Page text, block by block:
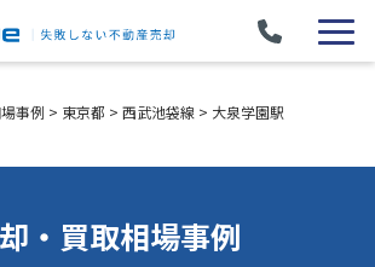
事例 > 東京都 > 西武池袋線 > 大泉学園駅
・買取相場事例